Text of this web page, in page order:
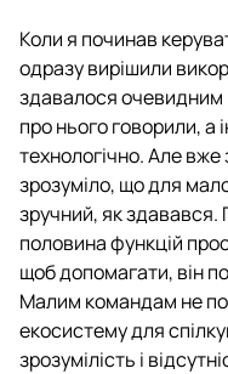
Коли я починав
одразу вирішили
здавалося очевидним
про нього говорили, а
технологічно. Але вже
зрозуміло, що для
зручний, як здавався.
половина функцій
щоб допомагати, він
Малим командам не
екосистему для
зрозумілість і